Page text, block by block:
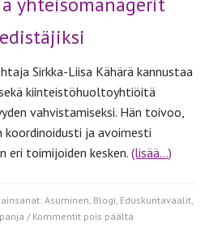
Sirkka-Liisa Kähärä kannustaa
kiinteistöhuoltoyhtiöitä
vahvistamiseksi. Hän toivoo,
ja avoimesti
eri toimijoiden kesken. (lisää…)
Asuminen Blogi Eduskuntavaalit
/ Kommentit pois päältä